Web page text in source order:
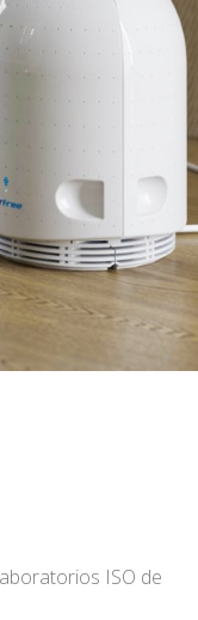
ISO de